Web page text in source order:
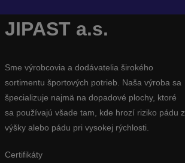
JIPAST a.s.
Sme výrobcovia a dodávatelia širokého
sortimentu športových potrieb. Naša výroba sa
špecializuje najmä na dopadové plochy, ktoré
sa používajú všade tam, kde hrozí riziko pádu z
výšky alebo pádu pri vysokej rýchlosti.
Certifikáty